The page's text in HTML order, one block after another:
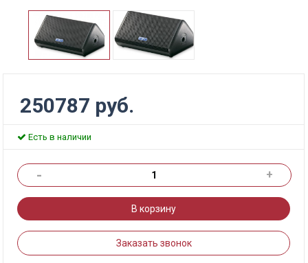
250787 руб.
Есть в наличии
- +
В корзину
Заказать звонок